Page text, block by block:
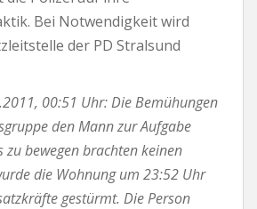
Bei Notwendigkeit wird
der PD Stralsund
00:51 Uhr: Die Bemühungen
den Mann zur Aufgabe
zu bewegen brachten keinen
die Wohnung um 23:52 Uhr
gestürmt. Die Person